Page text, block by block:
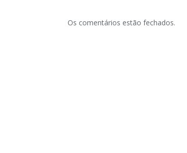
Os comentários estão fechados.